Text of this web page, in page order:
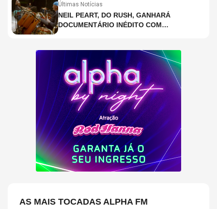
Últimas Notícias
NEIL PEART, DO RUSH, GANHARÁ
DOCUMENTÁRIO INÉDITO COM
AS MAIS TOCADAS ALPHA FM